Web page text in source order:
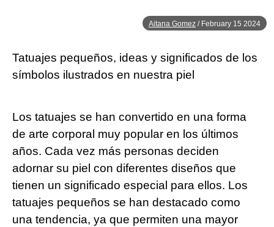
Aitana Gomez / February 15 2024
Tatuajes pequeños, ideas y significados de los
símbolos ilustrados en nuestra piel
Los tatuajes se han convertido en una forma
de arte corporal muy popular en los últimos
años. Cada vez más personas deciden
adornar su piel con diferentes diseños que
tienen un significado especial para ellos. Los
tatuajes pequeños se han destacado como
una tendencia, ya que permiten una mayor